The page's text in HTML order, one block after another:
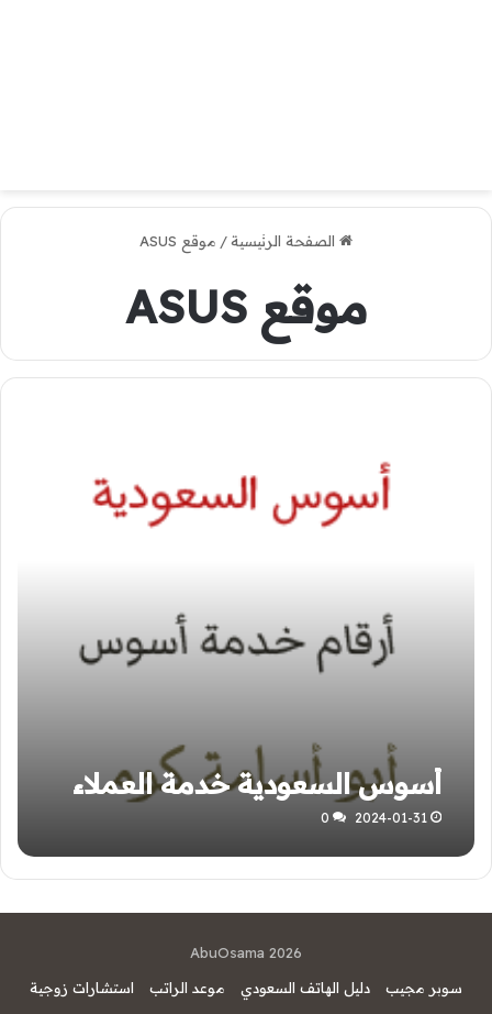
الصفحة الرئيسية/ موقع ASUS
موقع ASUS
أسوس السعودية خدمة العملاء
2024-01-31
0
AbuOsama 2026
سوبر مجيب
دليل الهاتف السعودي موعد الراتب استشارات زوجية